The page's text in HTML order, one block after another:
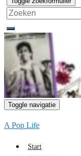
Search
for:
Toggle navigatie
A Pop Life
Start